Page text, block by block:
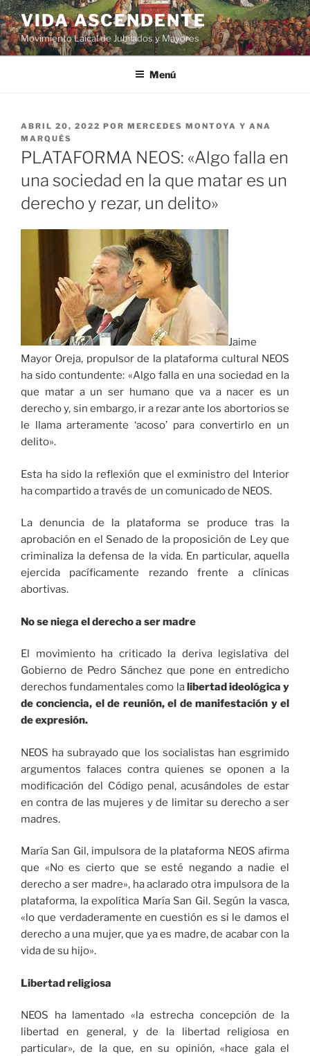
VIDA ASCENDENTE
Movimiento Laical de Jubilados y Mayores
Menú
ABRIL 20, 2022 POR MERCEDES MONTOYA Y ANA
MARQUÉS
PLATAFORMA NEOS: «Algo falla en
una sociedad en la que matar es un
derecho y rezar, un delito»
Jaime
Mayor Oreja, propulsor de la plataforma cultural NEOS
ha sido contundente: «Algo falla en una sociedad en la
que matar a un ser humano que va a nacer es un
derecho y, sin embargo, ir a rezar ante los abortorios se
le llama arteramente ‘acoso’ para convertirlo en un
delito».
Esta ha sido la reflexión que el exministro del Interior
ha compartido a través de un comunicado de NEOS.
La denuncia de la plataforma se produce tras la
aprobación en el Senado de la proposición de Ley que
criminaliza la defensa de la vida. En particular, aquella
ejercida pacíficamente rezando frente a clínicas
abortivas.
No se niega el derecho a ser madre
El movimiento ha criticado la deriva legislativa del
Gobierno de Pedro Sánchez que pone en entredicho
derechos fundamentales como lalibertad ideológica y
de conciencia, el de reunión, el de manifestación y el
de expresión.
NEOS ha subrayado que los socialistas han esgrimido
argumentos falaces contra quienes se oponen a la
modificación del Código penal, acusándoles de estar
en contra de las mujeres y de limitar su derecho a ser
madres.
María San Gil, impulsora de la plataforma NEOS afirma
que «No es cierto que se esté negando a nadie el
derecho a ser madre», ha aclarado otra impulsora de la
plataforma, la expolítica María San Gil. Según la vasca,
«lo que verdaderamente en cuestión es si le damos el
derecho a una mujer, que ya es madre, de acabar con la
vida de su hijo».
Libertad religiosa
NEOS ha lamentado «la estrecha concepción de la
libertad en general, y de la libertad religiosa en
particular», de la que, en su opinión, «hace gala el